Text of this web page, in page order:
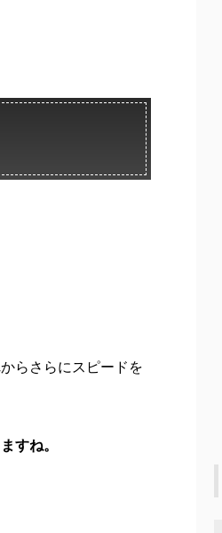
らさらにスピードを
すね。